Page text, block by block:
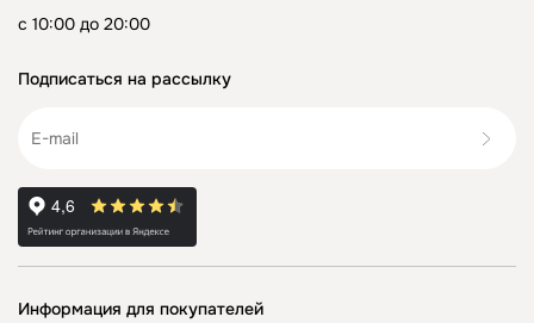
с 10:00 до 20:00
Подписаться на рассылку
Информация для покупателей